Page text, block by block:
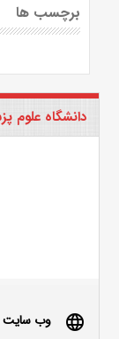
برچسب ها
دانشگاه علوم
language وب سایت